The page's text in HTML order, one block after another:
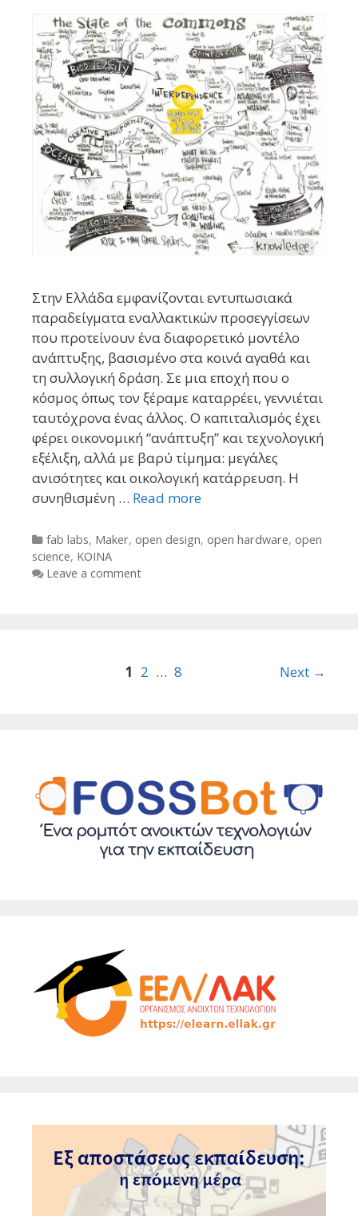
Στην Ελλάδα εμφανίζονται εντυπωσιακά
παραδείγματα εναλλακτικών προσεγγίσεων
που προτείνουν ένα διαφορετικό μοντέλο
ανάπτυξης, βασισμένο στα κοινά αγαθά και
τη συλλογική δράση. Σε μια εποχή που ο
κόσμος όπως τον ξέραμε καταρρέει, γεννιέται
ταυτόχρονα ένας άλλος. Ο καπιταλισμός έχει
φέρει οικονομική “ανάπτυξη” και τεχνολογική
εξέλιξη, αλλά με βαρύ τίμημα: μεγάλες
ανισότητες και οικολογική κατάρρευση. Η
συνηθισμένη … Read more
Categories
fab labs, Maker, open design, open hardware, open
science, ΚΟΙΝΑ
Leave a comment
1 2 … 8 Next →